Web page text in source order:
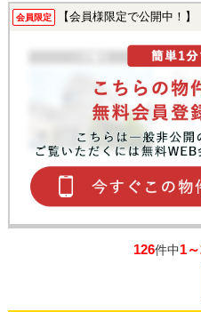
会員限定 【会員様限定で公開中！】
126件中1